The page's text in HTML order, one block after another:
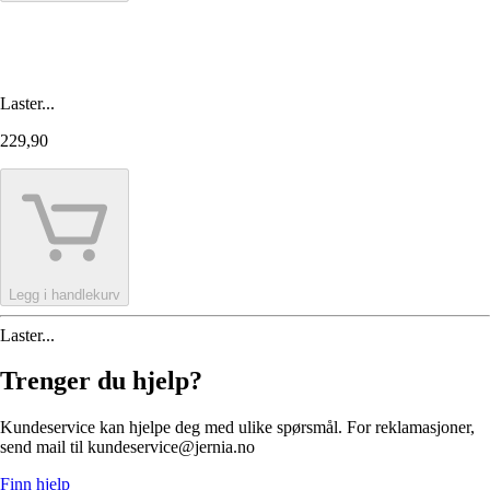
Laster...
229,90
Legg i handlekurv
Laster...
Trenger du hjelp?
Kundeservice kan hjelpe deg med ulike spørsmål. For reklamasjoner,
send mail til kundeservice@jernia.no
Finn hjelp